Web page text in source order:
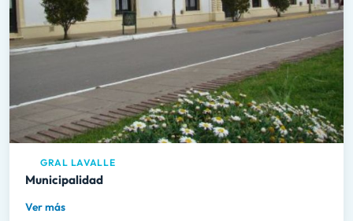
GRAL LAVALLE
Municipalidad
Ver más